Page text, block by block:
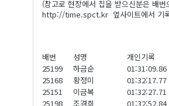
(참고로 현장에서 칩을 받으신분은 배
http://time.spct.kr 옆사이트에서 기록
배번 성명 개인기록
25199
하금순 01:31:09.86
25168
황정미 01:32:17.77
25151
이금복 01:32:27.71
25198
조경희 01:32:52.84